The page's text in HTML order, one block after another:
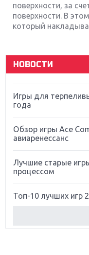
поверхности, за
поверхности. В
который
НОВОСТИ
Новинки для
ремастер Dark Souls
Игры для
года
Обзор игры Ace
авиаренессанс
Лучшие старые
процессом
Топ-10 лучших игр